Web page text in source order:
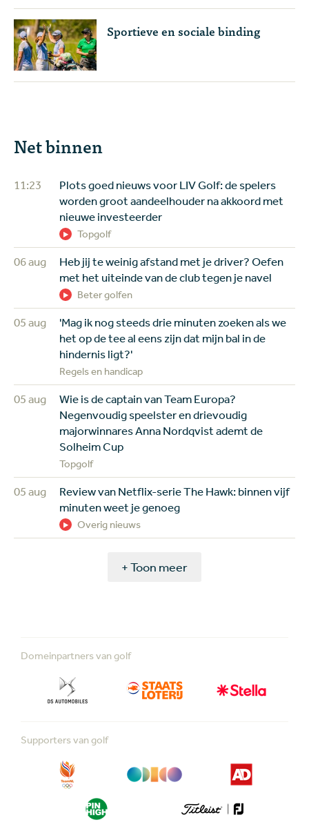
Sportieve en sociale binding
Net binnen
11:23
Plots goed nieuws voor LIV Golf: de spelers
worden groot aandeelhouder na akkoord met
nieuwe investeerder
Topgolf
06 aug
Heb jij te weinig afstand met je driver? Oefen
met het uiteinde van de club tegen je navel
Beter golfen
05 aug
'Mag ik nog steeds drie minuten zoeken als we
het op de tee al eens zijn dat mijn bal in de
hindernis ligt?'
Regels en handicap
05 aug
Wie is de captain van Team Europa?
Negenvoudig speelster en drievoudig
majorwinnares Anna Nordqvist ademt de
Solheim Cup
Topgolf
05 aug
Review van Netflix-serie The Hawk: binnen vijf
minuten weet je genoeg
Overig nieuws
+ Toon meer
Domeinpartners van golf
Supporters van golf